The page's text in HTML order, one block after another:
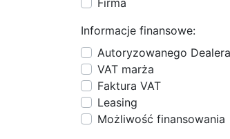
Firma
Informacje finansowe:
Autoryzowanego Dealera
VAT marża
Faktura VAT
Leasing
Możliwość finansowania